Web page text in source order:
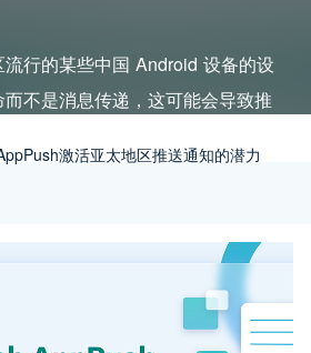
行的某些中国 Android 设备的设
不是消息传递，这可能会导致推
触达亚太地区用户的 App 开发
考虑的问题，因为亚洲近 79%
激活亚太地区推送通知的潜力